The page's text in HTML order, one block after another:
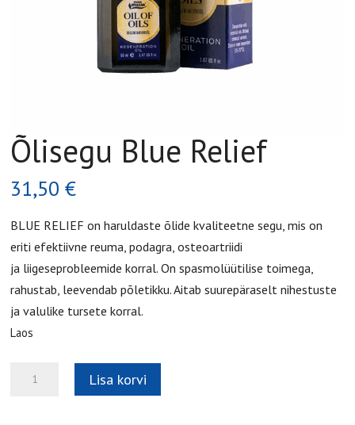
Õlisegu Blue Relief
31,50€
BLUE RELIEF on haruldaste õlide kvaliteetne segu, mis on
eriti efektiivne reuma, podagra, osteoartriidi
ja liigeseprobleemide korral. On spasmolüütilise toimega,
rahustab, leevendab põletikku. Aitab suurepäraselt nihestuste
ja valulike tursete korral.
Laos
Õlisegu
Lisa korvi